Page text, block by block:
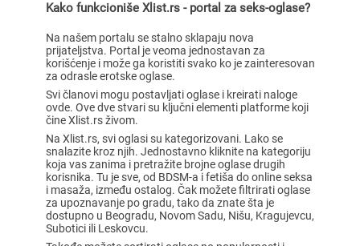
Kako funkcioniše Xlist.rs - portal za seks-oglase?
Na našem portalu se stalno sklapaju nova
prijateljstva. Portal je veoma jednostavan za
korišćenje i može ga koristiti svako ko je zainteresovan
za odrasle erotske oglase.
Svi članovi mogu postavljati oglase i kreirati naloge
ovde. Ove dve stvari su ključni elementi platforme koji
čine Xlist.rs živom.
Na Xlist.rs, svi oglasi su kategorizovani. Lako se
snalazite kroz njih. Jednostavno kliknite na kategoriju
koja vas zanima i pretražite brojne oglase drugih
korisnika. Tu je sve, od BDSM-a i fetiša do online seksa
i masaža, između ostalog. Čak možete filtrirati oglase
za upoznavanje po gradu, tako da znate šta je
dostupno u Beogradu, Novom Sadu, Nišu, Kragujevcu,
Subotici ili Leskovcu.